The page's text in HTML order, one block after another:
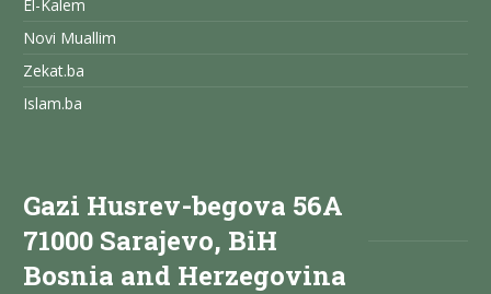
El-Kalem
Novi Muallim
Zekat.ba
Islam.ba
Gazi Husrev-begova 56A
71000 Sarajevo, BiH
Bosnia and Herzegovina